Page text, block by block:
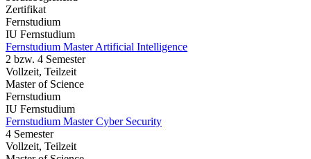
Zertifikat
Fernstudium
IU Fernstudium
Fernstudium Master Artificial Intelligence
2 bzw. 4 Semester
Vollzeit, Teilzeit
Master of Science
Fernstudium
IU Fernstudium
Fernstudium Master Cyber Security
4 Semester
Vollzeit, Teilzeit